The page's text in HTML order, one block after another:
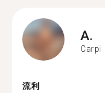
A.
Carpi
流利